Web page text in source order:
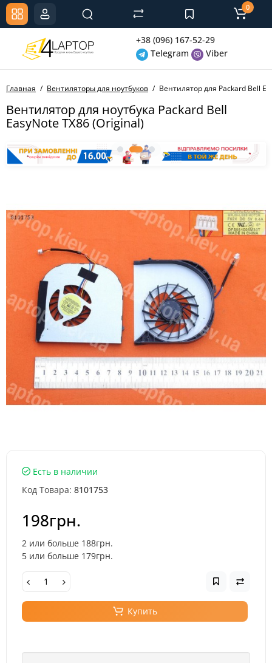
+38 (096) 167-52-29
Telegram
Viber
0
Главная Вентиляторы для ноутбуков Вентилятор для Packard Bell
Вентилятор для ноутбука Packard Bell
EasyNote TX86 (Original)
Есть в наличии
Код Товара: 8101753
198грн.
2 или больше 188грн.
5 или больше 179грн.
Купить